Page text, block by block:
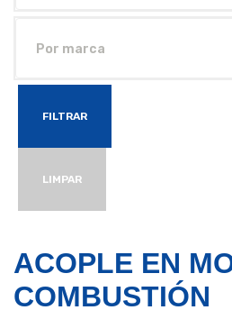
Por marca
FILTRAR
LIMPAR
ACOPLE EN
COMBUSTIÓN